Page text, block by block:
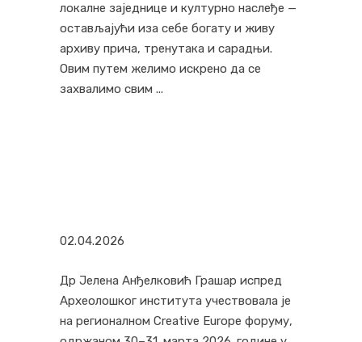
локалне заједнице и културно наслеђе —
остављајући иза себе богату и живу
архиву прича, тренутака и сарадњи.
Овим путем желимо искрено да се
захвалимо свим
02.04.2026
Др Јелена Анђелковић Грашар испред
Археолошког института учествовала је
на регионалном Creative Europe форуму,